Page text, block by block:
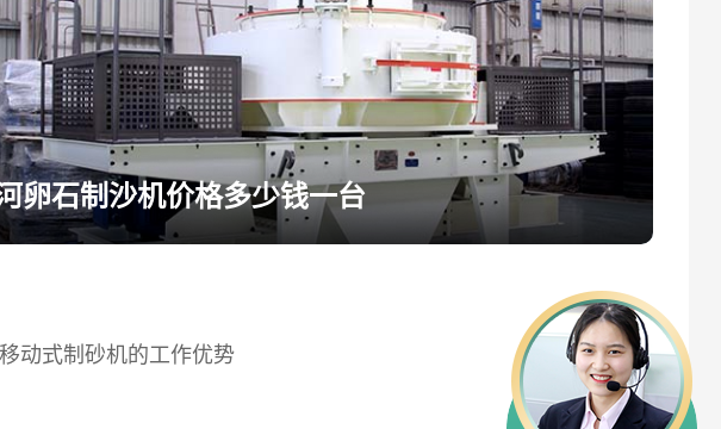
卵石制沙机价格多少钱一台
2018-02-26
移动式制砂机的工作优势